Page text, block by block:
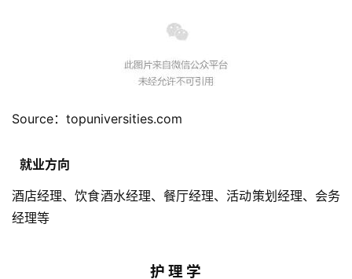
Source：topuniversities.com
就业方向
酒店经理、饮食酒水经理、餐厅经理、活动策划经理、会务
经理等
护 理 学